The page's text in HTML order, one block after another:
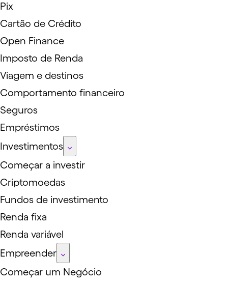
Pix
Cartão de Crédito
Open Finance
Imposto de Renda
Viagem e destinos
Comportamento financeiro
Seguros
Empréstimos
Investimentos
Começar a investir
Criptomoedas
Fundos de investimento
Renda fixa
Renda variável
Empreender
Começar um Negócio